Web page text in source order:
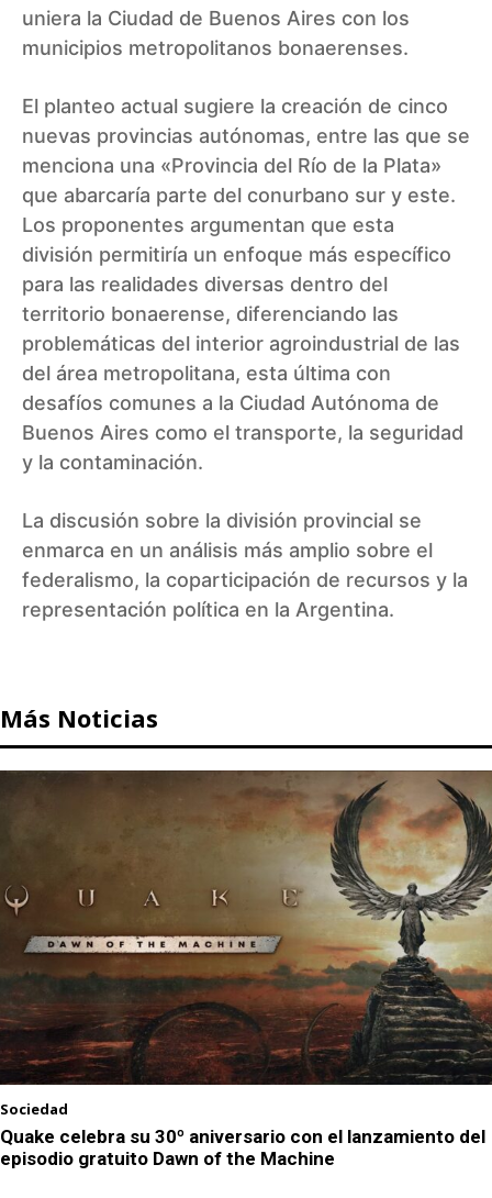
uniera la Ciudad de Buenos Aires con los
municipios metropolitanos bonaerenses.
El planteo actual sugiere la creación de cinco
nuevas provincias autónomas, entre las que se
menciona una «Provincia del Río de la Plata»
que abarcaría parte del conurbano sur y este.
Los proponentes argumentan que esta
división permitiría un enfoque más específico
para las realidades diversas dentro del
territorio bonaerense, diferenciando las
problemáticas del interior agroindustrial de las
del área metropolitana, esta última con
desafíos comunes a la Ciudad Autónoma de
Buenos Aires como el transporte, la seguridad
y la contaminación.
La discusión sobre la división provincial se
enmarca en un análisis más amplio sobre el
federalismo, la coparticipación de recursos y la
representación política en la Argentina.
Más Noticias
Sociedad
Quake celebra su 30º aniversario con el lanzamiento del
episodio gratuito Dawn of the Machine